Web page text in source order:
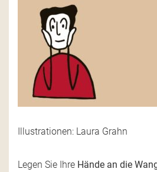
Illustrationen: Laura Grahn
Legen Sie Ihre Hände an die